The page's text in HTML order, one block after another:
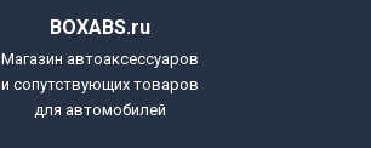
BOXABS.ru
Магазин автоаксессуаров
и сопутствующих товаров
для автомобилей